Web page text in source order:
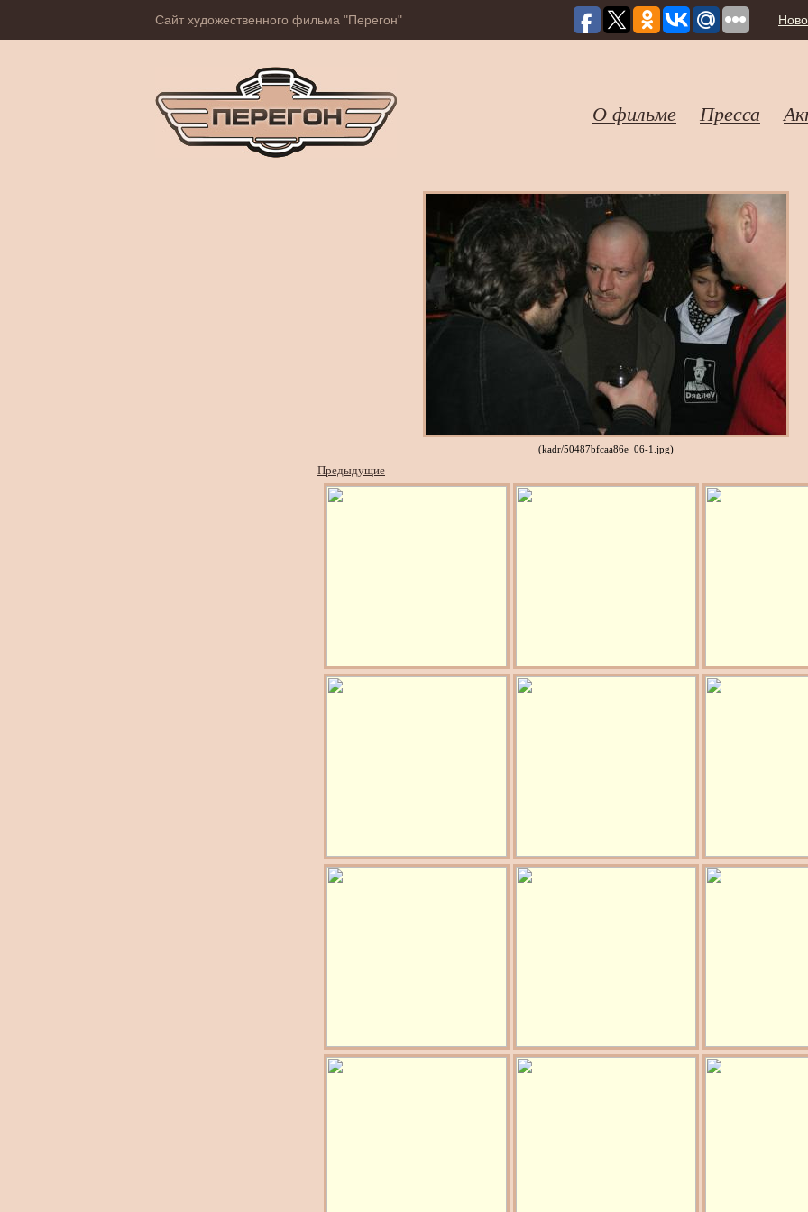
Сайт художественного фильма "Перегон"
О фильме Пресса
(kadr/50487bfcaa86e_06-1.jpg)
Предыдущие